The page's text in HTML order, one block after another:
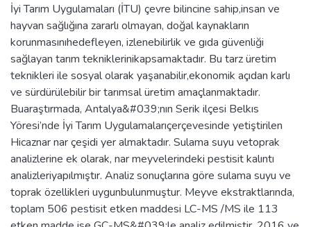
İyi Tarım Uygulamaları (İTU) çevre bilincine sahip,insan ve
hayvan sağlığına zararlı olmayan, doğal kaynakların
korunmasınıhedefleyen, izlenebilirlik ve gıda güvenliği
sağlayan tarım tekniklerinikapsamaktadır. Bu tarz üretim
teknikleri ile sosyal olarak yaşanabilir,ekonomik açıdan karlı
ve sürdürülebilir bir tarımsal üretim amaçlanmaktadır.
Buaraştırmada, Antalya&#039;nın Serik ilçesi Belkıs
Yöresi’nde İyi Tarım Uygulamalarıçerçevesinde yetiştirilen
Hicaznar nar çeşidi yer almaktadır. Sulama suyu vetoprak
analizlerine ek olarak, nar meyvelerindeki pestisit kalıntı
analizleriyapılmıştır. Analiz sonuçlarına göre sulama suyu ve
toprak özellikleri uygunbulunmuştur. Meyve ekstraktlarında,
toplam 506 pestisit etken maddesi LC-MS /MS ile 113